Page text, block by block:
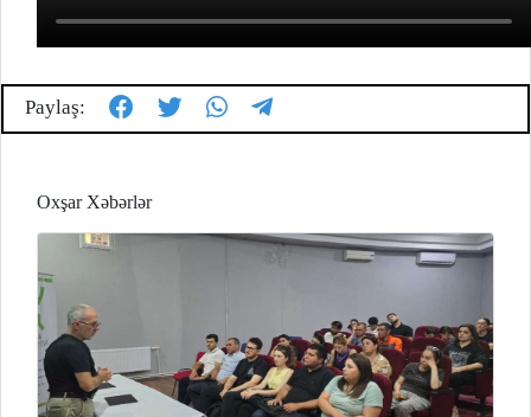
Paylaş:
Oxşar Xəbərlər